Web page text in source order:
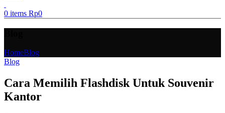
0 items Rp0
HomeBlog
Blog
Cara Memilih Flashdisk Untuk Souvenir
Kantor